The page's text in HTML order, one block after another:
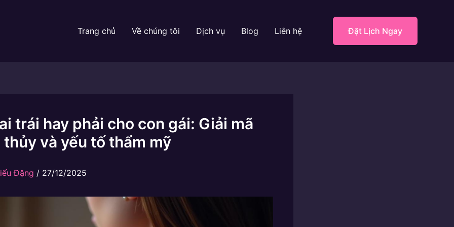
Trang chủ Về chúng tôi Dịch vụ Blog Liên hệ Đặt Lịch Ngay
trái hay phải cho con gái: Giải mã
và yếu tố thẩm mỹ
Đặng / 27/12/2025